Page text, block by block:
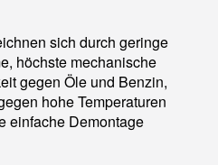
sich durch geringe
höchste mechanische
gegen Öle und Benzin,
hohe Temperaturen
einfache Demontage